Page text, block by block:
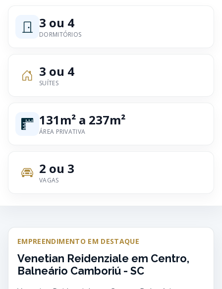
3 ou 4
DORMITÓRIOS
3 ou 4
SUÍTES
131m² a 237m²
ÁREA PRIVATIVA
2 ou 3
VAGAS
EMPREENDIMENTO EM DESTAQUE
Venetian Reidenziale em Centro,
Balneário Camboriú - SC